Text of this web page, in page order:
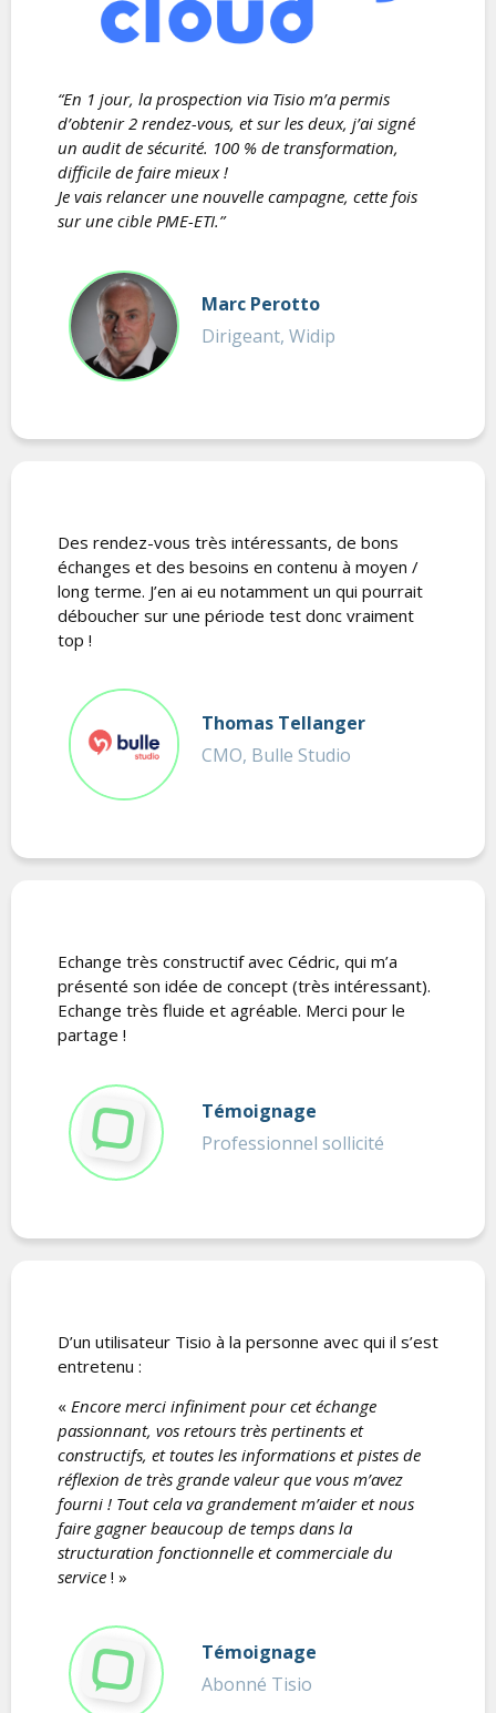
“En 1 jour, la prospection via Tisio m’a permis
d’obtenir 2 rendez-vous, et sur les deux, j’ai signé
un audit de sécurité. 100 % de transformation,
difficile de faire mieux !
Je vais relancer une nouvelle campagne, cette fois
sur une cible PME-ETI.”
Marc Perotto
Dirigeant, Widip
Des rendez-vous très intéressants, de bons
échanges et des besoins en contenu à moyen /
long terme. J’en ai eu notamment un qui pourrait
déboucher sur une période test donc vraiment
top !
Thomas Tellanger
CMO, Bulle Studio
Echange très constructif avec Cédric, qui m’a
présenté son idée de concept (très intéressant).
Echange très fluide et agréable. Merci pour le
partage !
Témoignage
Professionnel sollicité
D’un utilisateur Tisio à la personne avec qui il s’est
entretenu :
« Encore merci infiniment pour cet échange
passionnant, vos retours très pertinents et
constructifs, et toutes les informations et pistes de
réflexion de très grande valeur que vous m’avez
fourni ! Tout cela va grandement m’aider et nous
faire gagner beaucoup de temps dans la
structuration fonctionnelle et commerciale du
service ! »
Témoignage
Abonné Tisio